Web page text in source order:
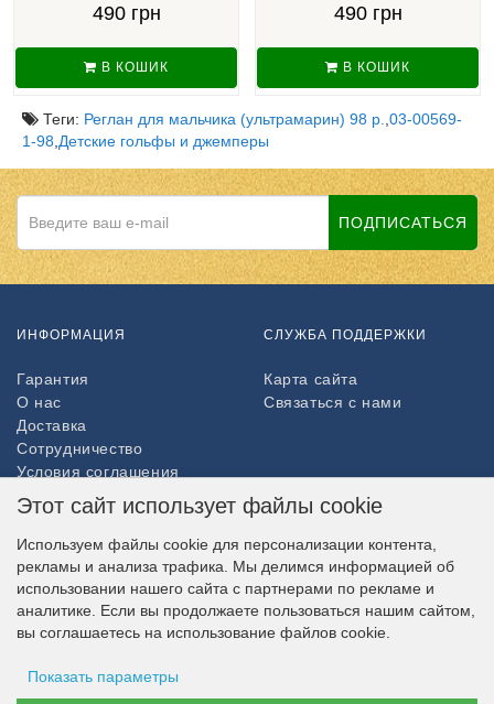
490 грн
В КОШИК
490 грн
В КОШИК
Теги: Реглан для мальчика (ультрамарин) 98 р. 03-00569-
1-98 Детские гольфы и джемперы
ПОДПИСАТЬСЯ
ИНФОРМАЦИЯ
Гарантия
О нас
Доставка
Сотрудничество
Условия соглашения
Возврат товара
СЛУЖБА ПОДДЕРЖКИ
Карта сайта
Связаться с нами
Партнёры
НАШ МАГАЗИН В СОЦСЕТЯХ
Этот сайт использует файлы cookie
Используем файлы cookie для персонализации контента,
рекламы и анализа трафика. Мы делимся информацией об
использовании нашего сайта с партнерами по рекламе и
аналитике. Если вы продолжаете пользоваться нашим сайтом,
вы соглашаетесь на использование файлов cookie.
Показать параметры